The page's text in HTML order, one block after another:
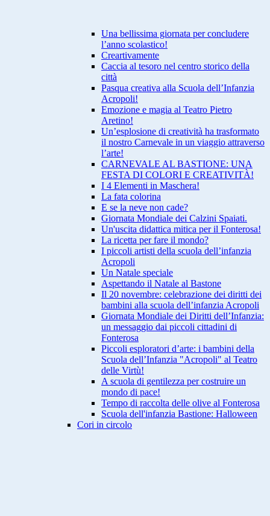
Una bellissima giornata per concludere
l’anno scolastico!
Creartivamente
Caccia al tesoro nel centro storico della
città
Pasqua creativa alla Scuola dell’Infanzia
Acropoli!
Emozione e magia al Teatro Pietro
Aretino!
Un’esplosione di creatività ha trasformato
il nostro Carnevale in un viaggio attraverso
l’arte!
CARNEVALE AL BASTIONE: UNA
FESTA DI COLORI E CREATIVITÀ!
I 4 Elementi in Maschera!
La fata colorina
E se la neve non cade?
Giornata Mondiale dei Calzini Spaiati.
Un'uscita didattica mitica per il Fonterosa!
La ricetta per fare il mondo?
I piccoli artisti della scuola dell’infanzia
Acropoli
Un Natale speciale
Aspettando il Natale al Bastone
Il 20 novembre: celebrazione dei diritti dei
bambini alla scuola dell’infanzia Acropoli
Giornata Mondiale dei Diritti dell’Infanzia:
un messaggio dai piccoli cittadini di
Fonterosa
Piccoli esploratori d’arte: i bambini della
Scuola dell’Infanzia "Acropoli" al Teatro
delle Virtù!
A scuola di gentilezza per costruire un
mondo di pace!
Tempo di raccolta delle olive al Fonterosa
Scuola dell'infanzia Bastione: Halloween
Cori in circolo